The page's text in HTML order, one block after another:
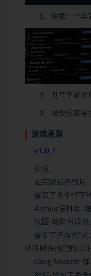
1、探索一个丰富
2、具有丰富而广
3、导致玩家掌控
游戏更新
v1.0.7
杂项
在完成任务线后
修复了多个打字
Animus语料库-增
铁匠-移除可调整
修正了潜在的“火
法师留在指定的战
Daeg Marastir-弹